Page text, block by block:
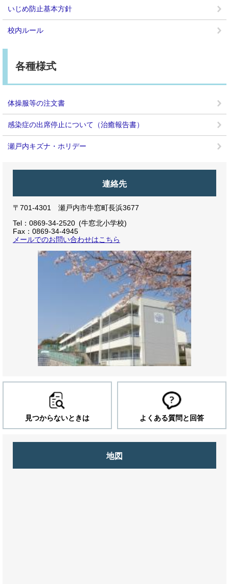
いじめ防止基本方針
校内ルール
各種様式
体操服等の注文書
感染症の出席停止について（治癒報告書）
瀬戸内キズナ・ホリデー
連絡先
〒701-4301 瀬戸内市牛窓町長浜3677
Tel：0869-34-2520
牛窓北小学校
Fax：0869-34-4945
メールでのお問い合わせはこちら
見つからないときは よくある質問と回答
地図